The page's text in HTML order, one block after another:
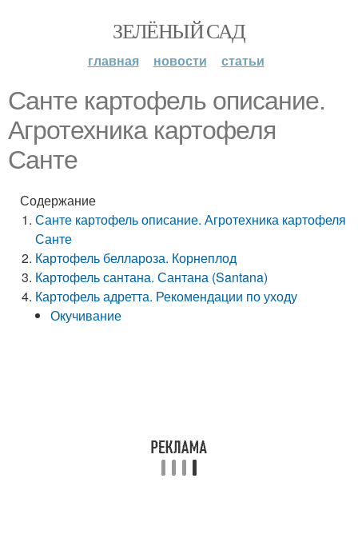
ЗЕЛЁНЫЙ САД
главная новости статьи
Санте картофель описание.
Агротехника картофеля
Санте
Содержание
Санте картофель описание. Агротехника картофеля
Санте
Картофель беллароза. Корнеплод
Картофель сантана. Сантана (Santana)
Картофель адретта. Рекомендации по уходу
Окучивание